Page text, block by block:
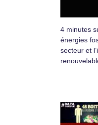
4 minutes
énergies
secteur et